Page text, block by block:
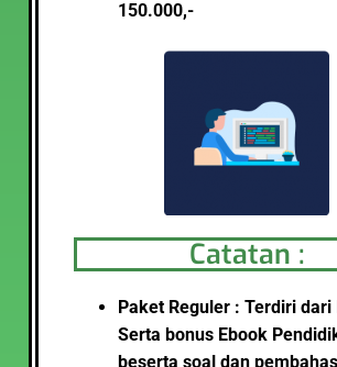
150.000,-
Catatan :
Paket Reguler : Terdiri dari
Serta bonus Ebook
beserta soal dan